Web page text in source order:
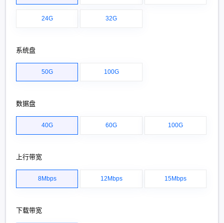
24G 32G
系统盘
50G 100G
数据盘
40G 60G 100G
上行带宽
8Mbps 12Mbps 15Mbps
下载带宽